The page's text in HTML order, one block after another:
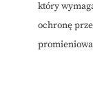
który
ochronę